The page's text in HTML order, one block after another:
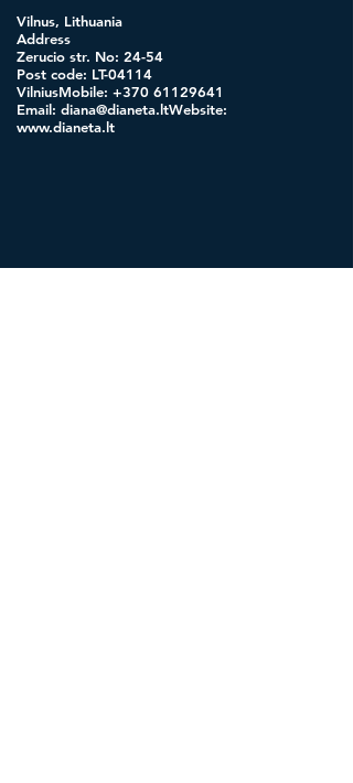
Vilnus, Lithuania
Address
Zerucio str. No: 24-54
Post code: LT-04114
VilniusMobile: +370 61129641
Email: diana@dianeta.ltWebsite:
www.dianeta.lt